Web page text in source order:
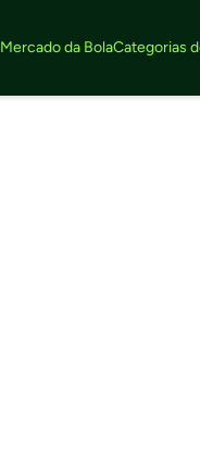
Mercado da BolaCategorias